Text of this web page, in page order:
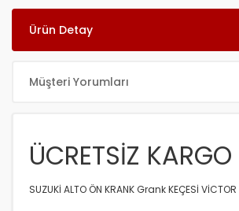
Ürün Detay
Müşteri Yorumları
ÜCRETSİZ KARGO
SUZUKİ ALTO ÖN KRANK Grank KEÇESİ VİCTOR